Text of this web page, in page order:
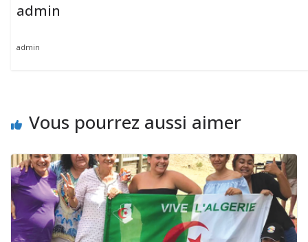
admin
admin
Vous pourrez aussi aimer